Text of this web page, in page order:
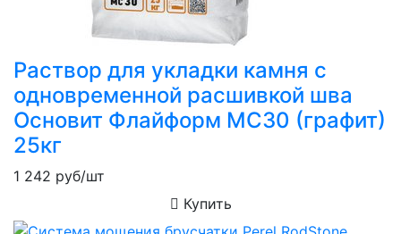
Раствор для укладки камня с
одновременной расшивкой шва
Основит Флайформ MC30 (графит)
25кг
1 242 руб/шт
Купить